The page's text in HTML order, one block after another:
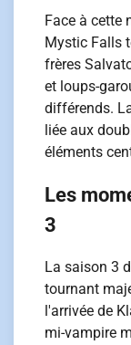
Face à cette
Mystic Falls
frères
et loups-
différends.
liée aux
éléments
Les
3
La saison 3
tournant
l'arrivée de
mi-vampire